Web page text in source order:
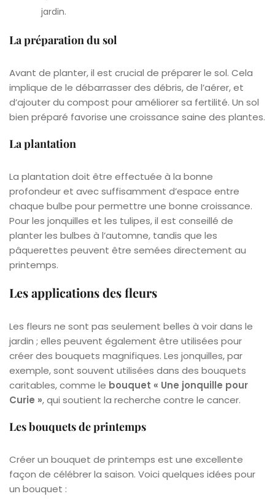
jardin.
La préparation du sol
Avant de planter, il est crucial de préparer le sol. Cela
implique de le débarrasser des débris, de l’aérer, et
d’ajouter du compost pour améliorer sa fertilité. Un sol
bien préparé favorise une croissance saine des plantes.
La plantation
La plantation doit être effectuée à la bonne
profondeur et avec suffisamment d’espace entre
chaque bulbe pour permettre une bonne croissance.
Pour les jonquilles et les tulipes, il est conseillé de
planter les bulbes à l’automne, tandis que les
pâquerettes peuvent être semées directement au
printemps.
Les applications des fleurs
Les fleurs ne sont pas seulement belles à voir dans le
jardin ; elles peuvent également être utilisées pour
créer des bouquets magnifiques. Les jonquilles, par
exemple, sont souvent utilisées dans des bouquets
caritables, comme le bouquet « Une jonquille pour
Curie », qui soutient la recherche contre le cancer.
Les bouquets de printemps
Créer un bouquet de printemps est une excellente
façon de célébrer la saison. Voici quelques idées pour
un bouquet :